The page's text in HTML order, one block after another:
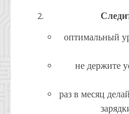
оптимальный
не держите
раз в месяц